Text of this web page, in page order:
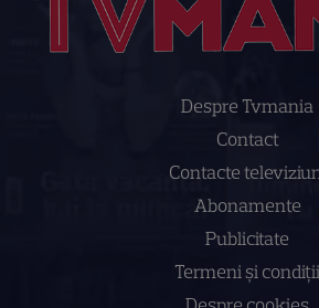
Despre Tvmania
Contact
Contacte
Abonamente
Publicitate
Termeni și condiții